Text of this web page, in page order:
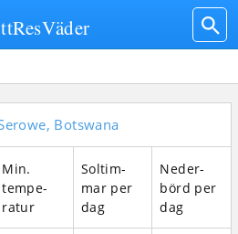
Botswana
Min.
tempe­
ratur
Sol­tim­
mar per
dag
Neder­
börd per
dag